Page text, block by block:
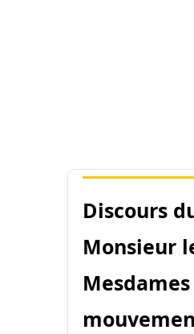
Discours
Monsieur